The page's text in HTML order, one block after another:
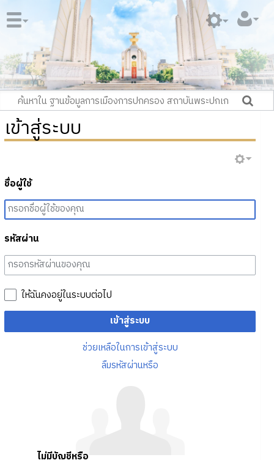
เข้าสู่ระบบ
ชื่อผู้ใช้
รหัสผ่าน
ให้ฉันคงอยู่ในระบบต่อไป
เข้าสู่ระบบ
ช่วยเหลือในการเข้าสู่ระบบ
ลืมรหัสผ่านหรือ
ไม่มีบัญชีหรือ